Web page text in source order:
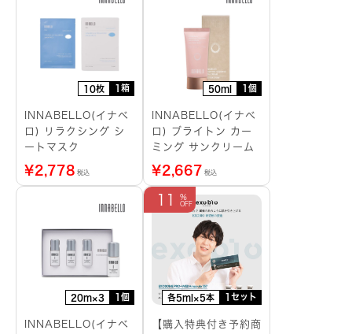
10枚 1箱
INNABELLO(イナベ
ロ) リラクシング シ
ートマスク
¥2,778 税込
50ml 1個
INNABELLO(イナベ
ロ) ブライトン カー
ミング サンクリーム
¥2,667 税込
20m×3 1個
INNABELLO(イナベ
各5ml×5本 1セット
11
【購入特典付き予約商